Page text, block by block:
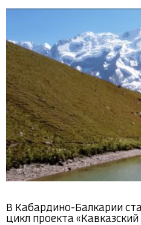
В Кабардино-Балкарии
цикл проекта